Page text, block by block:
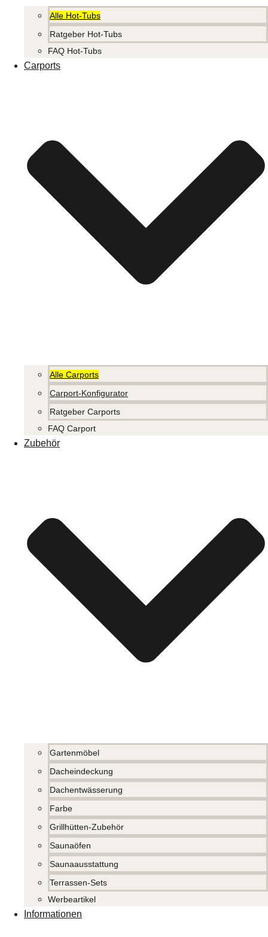
Alle Hot-Tubs
Ratgeber Hot-Tubs
FAQ Hot-Tubs
Carports
Alle Carports
Carport-Konfigurator
Ratgeber Carports
FAQ Carport
Zubehör
Gartenmöbel
Dacheindeckung
Dachentwässerung
Farbe
Grillhütten-Zubehör
Saunaöfen
Saunaausstattung
Terrassen-Sets
Werbeartikel
Informationen